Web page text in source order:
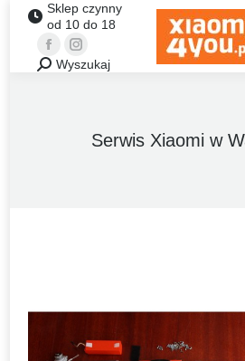
Sklep czynny
od 10 do 18
FacebookInstagram
Szukaj:Wyszukaj
Serwis Xiaomi w